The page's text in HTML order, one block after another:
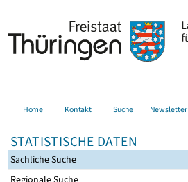
Home Kontakt Suche Newsletter
STATISTISCHE DATEN
Sachliche Suche